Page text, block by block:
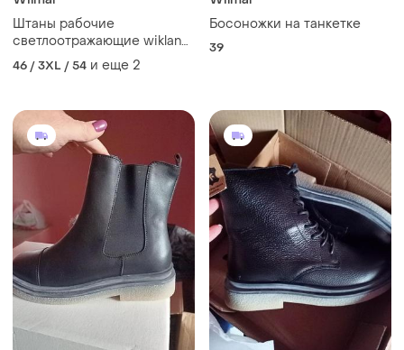
Штаны рабочие
светлоотражающие wikland
56 размер xl xxl новые
46 / 3XL / 54 и еще 2
Босоножки на танкетке
39